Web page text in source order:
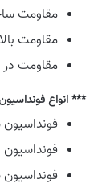
مقاومت
مقاومت
مقاومت در
*** انواع
فونداسیون